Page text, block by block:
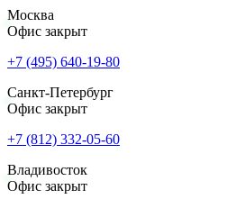
Москва
Офис закрыт
+7 (495) 640-19-80
Санкт-Петербург
Офис закрыт
+7 (812) 332-05-60
Владивосток
Офис закрыт